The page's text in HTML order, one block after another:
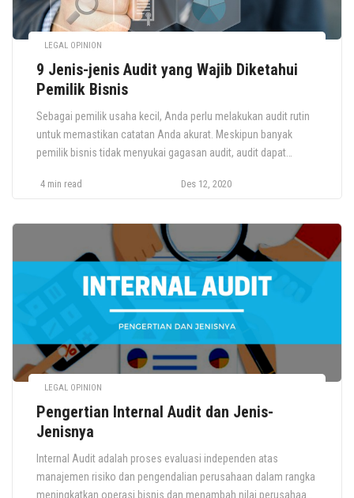
LEGAL OPINION
9 Jenis-jenis Audit yang Wajib Diketahui
Pemilik Bisnis
Sebagai pemilik usaha kecil, Anda perlu melakukan audit rutin
untuk memastikan catatan Anda akurat. Meskipun banyak
pemilik bisnis tidak menyukai gagasan audit, audit dapat
berbagai jenis-jenis audit di bawah ini. Umumnya ada 3 jenis
secara praktis, jenis-jenis audit lebih dari […]
4 min read Des 12, 2020
LEGAL OPINION
Pengertian Internal Audit dan Jenis-
Jenisnya
Internal Audit adalah proses evaluasi independen atas
manajemen risiko dan pengendalian perusahaan dalam rangka
meningkatkan operasi bisnis dan menambah nilai perusahaan.